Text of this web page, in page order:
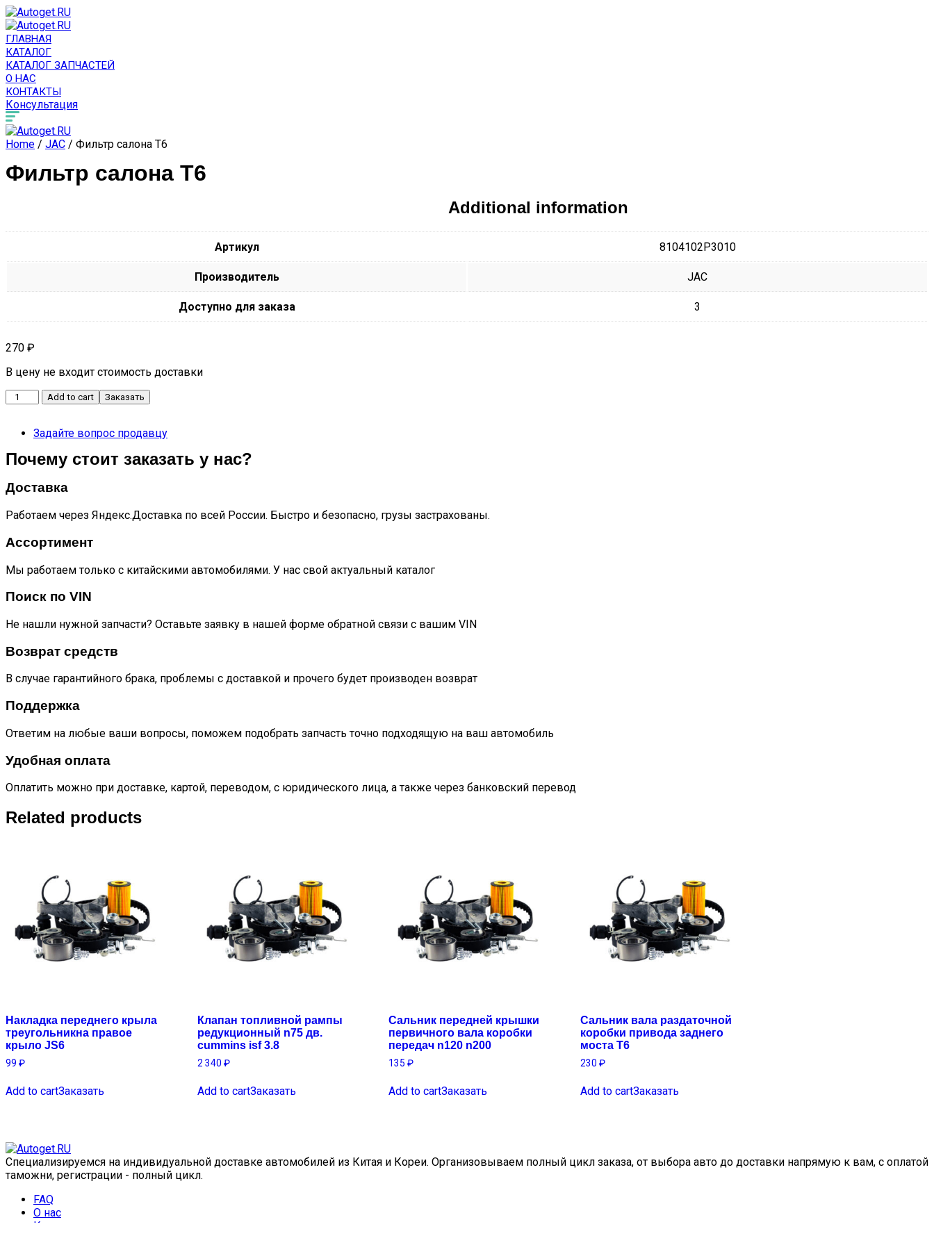
ГЛАВНАЯ
КАТАЛОГ
КАТАЛОГ ЗАПЧАСТЕЙ
О НАС
КОНТАКТЫ
Консультация
Home / JAC / Фильтр салона T6
Фильтр салона T6
Additional information
Артикул 8104102P3010
Производитель JAC
Доступно для заказа 3
270 ₽
В цену не входит стоимость доставки
Фильтр
салона
quantity
Add to cart Заказать
Задайте вопрос продавцу
Почему стоит заказать у нас?
Доставка
Работаем через Яндекс.Доставка по всей России. Быстро и безопасно, грузы застрахованы.
Ассортимент
Мы работаем только с китайскими автомобилями. У нас свой актуальный каталог
Поиск по VIN
Не нашли нужной запчасти? Оставьте заявку в нашей форме обратной связи с вашим VIN
Возврат средств
В случае гарантийного брака, проблемы с доставкой и прочего будет производен возврат
Поддержка
Ответим на любые ваши вопросы, поможем подобрать запчасть точно подходящую на ваш автомобиль
Удобная оплата
Оплатить можно при доставке, картой, переводом, с юридического лица, а также через банковский перевод
Related products
Накладка переднего крыла
треугольникна правое
крыло JS6
99 ₽
Add to cartЗаказать
Клапан топливной рампы
редукционный n75 дв.
cummins isf 3.8
2 340 ₽
Add to cartЗаказать
Сальник передней крышки
первичного вала коробки
передач n120 n200
135₽
Add to cartЗаказать
Сальник вала раздаточной
коробки привода заднего
моста T6
230 ₽
Add to cartЗаказать
Специализируемся на индивидуальной доставке автомобилей из Китая и Кореи. Организовываем полный цикл заказа, от выбора авто до доставки напрямую к вам, с оплатой
таможни, регистрации - полный цикл.
FAQ
О нас
Контакты